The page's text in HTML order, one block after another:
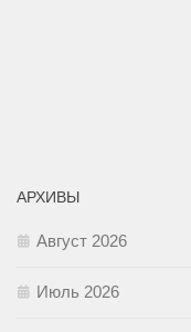
АРХИВЫ
Август 2026
Июль 2026